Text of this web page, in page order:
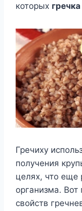
которых гречка
Гречиху
получения
целях, что еще
организма.
свойств